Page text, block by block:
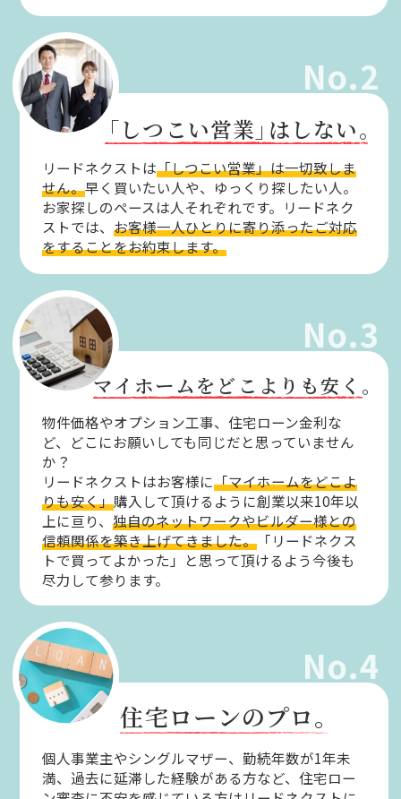
No.2
「しつこい営業」はしない。
リードネクストは「しつこい営業」は一切致しま
せん。早く買いたい人や、ゆっくり探したい人。
お家探しのペースは人それぞれです。リードネク
ストでは、お客様一人ひとりに寄り添ったご対応
をすることをお約束します。
No.3
マイホームをどこよりも安く。
物件価格やオプション工事、住宅ローン金利な
ど、どこにお願いしても同じだと思っていません
か？
リードネクストはお客様に「マイホームをどこよ
りも安く」購入して頂けるように創業以来10年以
上に亘り、独自のネットワークやビルダー様との
信頼関係を築き上げてきました。 「リードネクス
トで買ってよかった」と思って頂けるよう今後も
尽力して参ります。
No.4
住宅ローンのプロ。
個人事業主やシングルマザー、勤続年数が1年未
満、過去に延滞した経験がある方など、住宅ロー